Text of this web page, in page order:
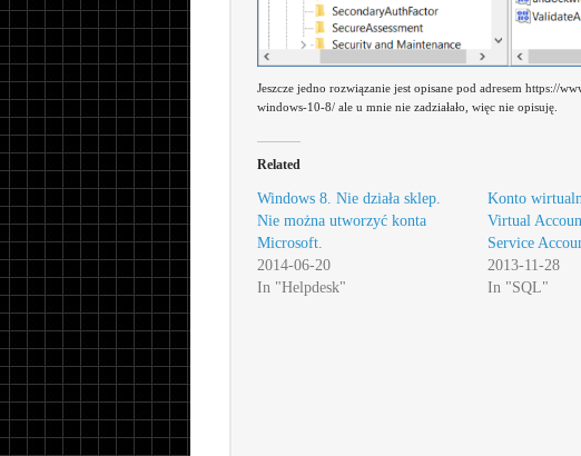
Jeszcze jedno rozwiązanie jest opisane pod adresem https://
windows-10-8/ ale u mnie nie zadziałało, więc nie opisuję.
Related
Windows 8. Nie działa sklep.
Nie można utworzyć konta
Microsoft.
2014-06-20
In "Helpdesk"
Konto
Virtual
Service
2013-11-28
In "SQL"